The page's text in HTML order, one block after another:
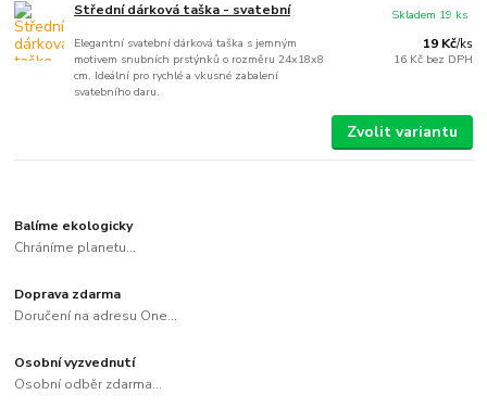
Střední dárková taška - svatební
Elegantní svatební dárková taška s jemným
motivem snubních prstýnků o rozměru 24x18x8
cm. Ideální pro rychlé a vkusné zabalení
svatebního daru.
19 Kč/ks
16 Kč bez DPH
Skladem 19 ks
Zvolit variantu
Balíme ekologicky
Chráníme planetu...
Doprava zdarma
Doručení na adresu One...
Osobní vyzvednutí
Osobní odběr zdarma...